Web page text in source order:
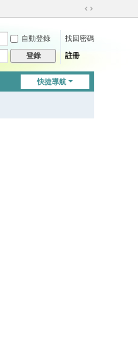
切
到
自動登錄
找回密碼
登錄 註冊
快捷導航